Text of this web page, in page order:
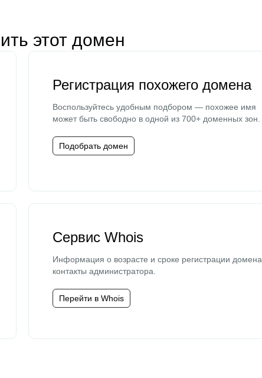
этот домен
Регистрация похожего домена
Воспользуйтесь удобным подбором — похожее имя
может быть свободно в одной из 700+ доменных зон.
Подобрать домен
Сервис Whois
Информация о возрасте и сроке регистрации домена,
контакты администратора.
Перейти в Whois